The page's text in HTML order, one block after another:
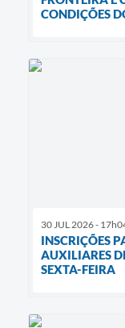
CONDIÇÕES
30 JUL 2026 -
INSCRIÇÕES
AUXILIARES
SEXTA-FEIRA